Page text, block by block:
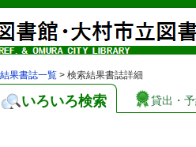
果書誌一覧 > 検索結果書誌詳細
いろいろ検索 貸出・